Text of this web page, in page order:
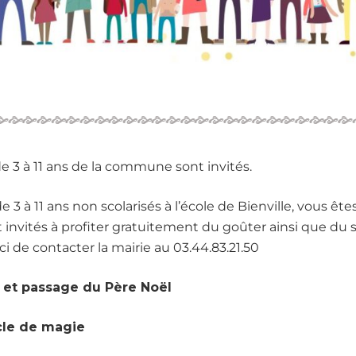
3 à 11 ans de la commune sont invités.
3 à 11 ans non scolarisés à l’école de Bienville, vous
à profiter gratuitement du goûter ainsi que du
de contacter la mairie au 03.44.83.21.50
passage du Père Noël
de magie